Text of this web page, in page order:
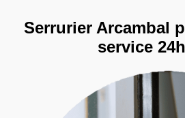
Serrurier Arcambal
service